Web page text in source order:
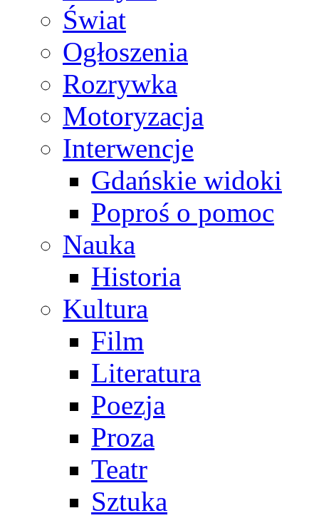
Świat
Ogłoszenia
Rozrywka
Motoryzacja
Interwencje
Gdańskie widoki
Poproś o pomoc
Nauka
Historia
Kultura
Film
Literatura
Poezja
Proza
Teatr
Sztuka